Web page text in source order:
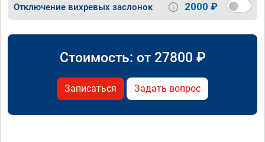
Отключение вихревых заслонок 2000 ₽
Стоимость: от 27800 ₽
Записаться Задать вопрос